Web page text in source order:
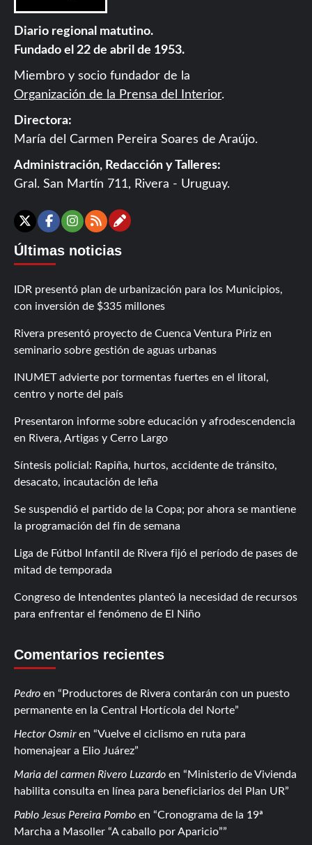
Diario regional matutino.
Fundado el 22 de abril de 1953.
Miembro y socio fundador de la
Organización de la Prensa del Interior.
Directora:
María del Carmen Pereira Soares de Araújo.
Administración, Redacción y Talleres:
Gral. San Martín 711, Rivera - Uruguay.
X Facebook
Instagram
RSSContáctanos
Últimas noticias
IDR presentó plan de urbanización para los Municipios,
con inversión de $335 millones
Rivera presentó proyecto de Cuenca Ventura Píriz en
seminario sobre gestión de aguas urbanas
INUMET advierte por tormentas fuertes en el litoral,
centro y norte del país
Presentaron informe sobre educación y afrodescendencia
en Rivera, Artigas y Cerro Largo
Síntesis policial: Rapiña, hurtos, accidente de tránsito,
desacato, incautación de leña
Se suspendió el partido de la Copa; por ahora se mantiene
la programación del fin de semana
Liga de Fútbol Infantil de Rivera fijó el período de pases de
mitad de temporada
Congreso de Intendentes planteó la necesidad de recursos
para enfrentar el fenómeno de El Niño
Comentarios recientes
Pedro en
Productores de Rivera contarán con un puesto
permanente en la Central Hortícola del Norte
Hector Osmiren
Vuelve el ciclismo en ruta para
homenajear a Elio Juárez
Maria del carmen Rivero Luzardo en
Ministerio de Vivienda
habilita consulta en línea para beneficiarios del Plan UR
Pablo Jesus Pereira Pombo en
Cronograma de la 19ª
Marcha a Masoller “A caballo por Aparicio”